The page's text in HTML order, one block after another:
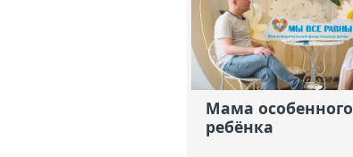
Мама особенного
ребёнка